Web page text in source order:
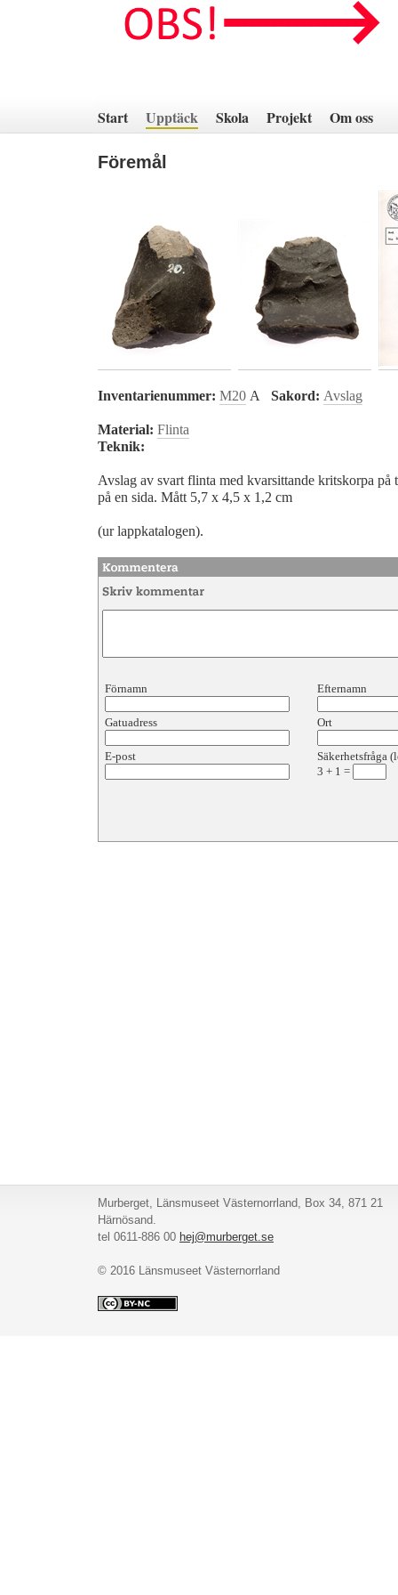
innehåll
Start Upptäck Skola Projekt Om oss
Föremål
Inventarienummer: M20 A Sakord: Avslag
Material: Flinta
Teknik:
Avslag av svart flinta med kvarsittande kritskorpa på
på en sida. Mått 5,7 x 4,5 x 1,2 cm
(ur lappkatalogen).
Förnamn Efternamn
Gatuadress Ort
E-post
Säkerhetsfråga
3 + 1 =
Murberget, Länsmuseet Västernorrland, Box 34, 871 21
Härnösand.
tel 0611-886 00 hej@murberget.se
© 2016 Länsmuseet Västernorrland